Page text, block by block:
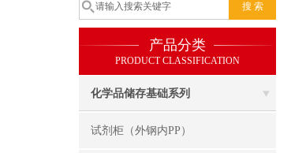
产品分类
PRODUCT CLASSIFICATION
化学品储存基础系列
试剂柜（外钢内PP）